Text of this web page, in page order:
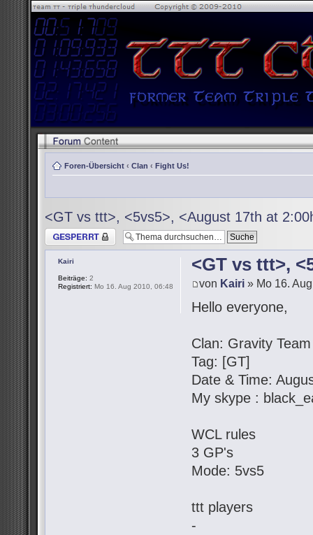
Foren-Übersicht ‹ Clan ‹ Fight Us!
<GT vs ttt>, <5vs5>, <August 17th at
Thema gesperrt
<GT vs ttt>,
von Kairi » Mo 16.
Hello everyone,
Clan: Gravity Team
Tag: [GT]
Date & Time:
My skype :
WCL rules
3 GP's
Mode: 5vs5
ttt players
-
Kairi
Beiträge: 2
Registriert: Mo 16. Aug 2010, 06:48